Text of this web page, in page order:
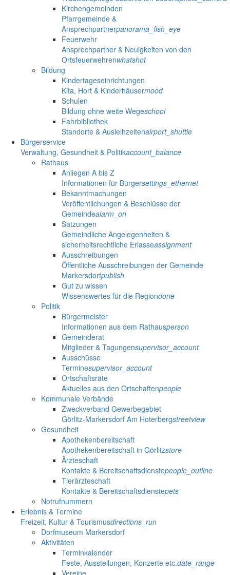
Kirchengemeinden
Pfarrgemeinde &
Ansprechpartnerpanorama_fish_eye
Feuerwehr
Ansprechpartner & Neuigkeiten von den
Ortsfeuerwehrenwhatshot
Bildung
Kindertageseinrichtungen
Kita, Hort & Kinderhäusermood
Schulen
Bildung ohne weite Wegeschool
Fahrbibliothek
Standorte & Ausleihzeitenairport_shuttle
Bürgerservice
Verwaltung, Gesundheit & Politikaccount_balance
Rathaus
Anliegen A bis Z
Informationen für Bürgersettings_ethernet
Bekanntmachungen
Veröffentlichungen & Beschlüsse der
Gemeindealarm_on
Satzungen
Gemeindliche Angelegenheiten &
sicherheitsrechtliche Erlasseassignment
Ausschreibungen
Öffentliche Ausschreibungen der Gemeinde
Markersdorfpublish
Gut zu wissen
Wissenswertes für die Regiondone
Politik
Bürgermeister
Informationen aus dem Rathausperson
Gemeinderat
Mitglieder & Tagungensupervisor_account
Ausschüsse
Terminesupervisor_account
Ortschaftsräte
Aktuelles aus den Ortschaftenpeople
Kommunale Verbände
Zweckverband Gewerbegebiet
Görlitz-Markersdorf Am Hoterbergstreetview
Gesundheit
Apothekenbereitschaft
Apothekenbereitschaft in Görlitzstore
Ärzteschaft
Kontakte & Bereitschaftsdienstepeople_outline
Tierärzteschaft
Kontakte & Bereitschaftsdienstepets
Notrufnummern
Erlebnis & Termine
Freizeit, Kultur & Tourismusdirections_run
Dorfmuseum Markersdorf
Aktivitäten
Terminkalender
Feste, Ausstellungen, Konzerte etc.date_range